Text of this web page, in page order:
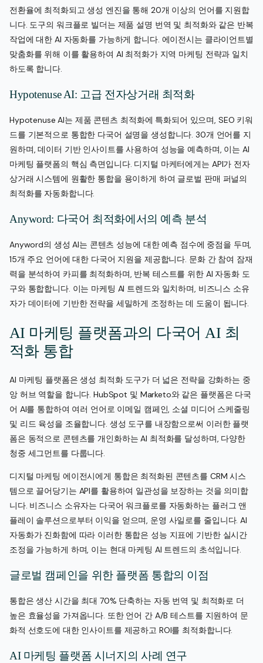
전환율에 최적화되고 생성 엔진을 통해 20개 이상의 언어를 지원합
니다. 도구의 워크플로 빌더는 제품 설명 번역 및 최적화와 같은 반복
작업에 대한 AI 자동화를 가능하게 합니다. 에이전시는 클라이언트별
맞춤화를 위해 이를 활용하여 AI 최적화가 지역 마케팅 전략과 일치
하도록 합니다.
Hypotenuse AI: 고급 전자상거래 최적화
Hypotenuse AI는 제품 콘텐츠 최적화에 특화되어 있으며, SEO 키워
드를 기본적으로 통합한 다국어 설명을 생성합니다. 30개 언어를 지
원하며, 데이터 기반 인사이트를 사용하여 성능을 예측하며, 이는 AI
마케팅 플랫폼의 핵심 측면입니다. 디지털 마케터에게는 API가 전자
상거래 시스템에 원활한 통합을 용이하게 하여 글로벌 판매 퍼널의
최적화를 자동화합니다.
Anyword: 다국어 최적화에서의 예측 분석
Anyword의 생성 AI는 콘텐츠 성능에 대한 예측 점수에 중점을 두며,
15개 주요 언어에 대한 다국어 지원을 제공합니다. 문화 간 참여 잠재
력을 분석하여 카피를 최적화하며, 반복 테스트를 위한 AI 자동화 도
구와 통합합니다. 이는 마케팅 AI 트렌드와 일치하며, 비즈니스 소유
자가 데이터에 기반한 전략을 세밀하게 조정하는 데 도움이 됩니다.
AI 마케팅 플랫폼과의 다국어 AI 최
적화 통합
AI 마케팅 플랫폼은 생성 최적화 도구가 더 넓은 전략을 강화하는 중
앙 허브 역할을 합니다. HubSpot 및 Marketo와 같은 플랫폼은 다국
어 AI를 통합하여 여러 언어로 이메일 캠페인, 소셜 미디어 스케줄링
및 리드 육성을 조율합니다. 생성 도구를 내장함으로써 이러한 플랫
폼은 동적으로 콘텐츠를 개인화하는 AI 최적화를 달성하며, 다양한
청중 세그먼트를 다룹니다.
디지털 마케팅 에이전시에게 통합은 최적화된 콘텐츠를 CRM 시스
템으로 끌어당기는 API를 활용하여 일관성을 보장하는 것을 의미합
니다. 비즈니스 소유자는 다국어 워크플로를 자동화하는 플러그 앤
플레이 솔루션으로부터 이익을 얻으며, 운영 사일로를 줄입니다. AI
자동화가 진화함에 따라 이러한 통합은 성능 지표에 기반한 실시간
조정을 가능하게 하며, 이는 현대 마케팅 AI 트렌드의 초석입니다.
글로벌 캠페인을 위한 플랫폼 통합의 이점
통합은 생산 시간을 최대 70% 단축하는 자동 번역 및 최적화로 더
높은 효율성을 가져옵니다. 또한 언어 간 A/B 테스트를 지원하여 문
화적 선호도에 대한 인사이트를 제공하고 ROI를 최적화합니다.
AI 마케팅 플랫폼 시너지의 사례 연구